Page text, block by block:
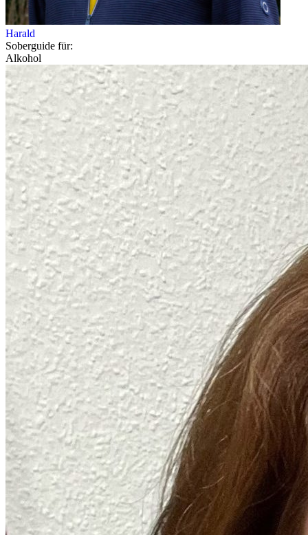
Harald
Soberguide für:
Alkohol